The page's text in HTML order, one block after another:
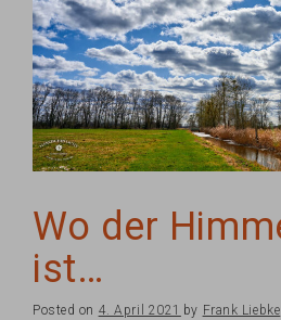
Wo der
ist…
Posted on 4. April 2021 by Frank Liebke